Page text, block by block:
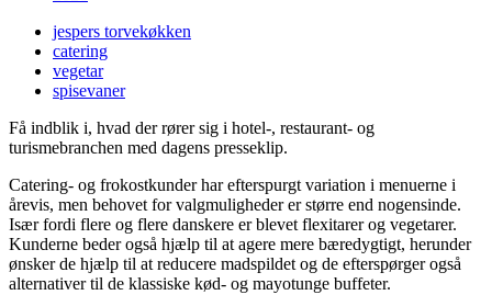
jespers torvekøkken
catering
vegetar
spisevaner
Få indblik i, hvad der rører sig i hotel-, restaurant- og
turismebranchen med dagens presseklip.
Catering- og frokostkunder har efterspurgt variation i menuerne i
årevis, men behovet for valgmuligheder er større end nogensinde.
Især fordi flere og flere danskere er blevet flexitarer og vegetarer.
Kunderne beder også hjælp til at agere mere bæredygtigt, herunder
ønsker de hjælp til at reducere madspildet og de efterspørger også
alternativer til de klassiske kød- og mayotunge buffeter.